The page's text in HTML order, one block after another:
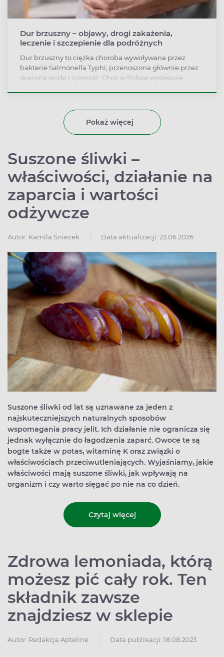
Dur brzuszny – objawy, drogi zakażenia,
leczenie i szczepienie dla podróżnych
Dur brzuszny to ciężka choroba wywoływana przez
bakterie Salmonella Typhi, przenoszona głównie przez
skażoną wodę i żywność. Choć w Polsce występuje
zaszczepić i rygorystycznie przestrzegać higieny.
Pokaż więcej
Suszone śliwki –
właściwości, działanie na
zaparcia i wartości
odżywcze
Autor: Kamila Śnieżek Data aktualizacji: 23.06.2026
Suszone śliwki od lat są uznawane za jeden z
najskuteczniejszych naturalnych sposobów
wspomagania pracy jelit. Ich działanie nie ogranicza się
jednak wyłącznie do łagodzenia zaparć. Owoce te są
bogte także w potas, witaminę K oraz związki o
właściwościach przeciwutleniających. Wyjaśniamy, jakie
właściwości mają suszone śliwki, jak wpływają na
organizm i czy warto sięgać po nie na co dzień.
Czytaj więcej
Zdrowa lemoniada, którą
możesz pić cały rok. Ten
składnik zawsze
znajdziesz w sklepie
Autor: Redakcja Apteline Data publikacji: 18.08.2023